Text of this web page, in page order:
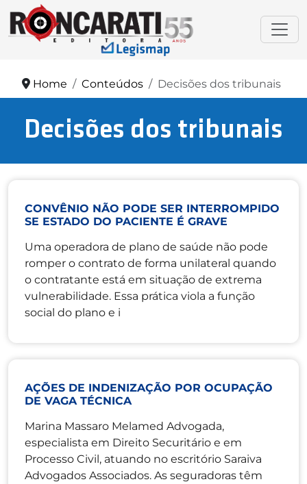
Home Conteúdos Decisões dos tribunais
Decisões dos tribunais
CONVÊNIO NÃO PODE SER INTERROMPIDO
SE ESTADO DO PACIENTE É GRAVE
Uma operadora de plano de saúde não pode
romper o contrato de forma unilateral quando
o contratante está em situação de extrema
vulnerabilidade. Essa prática viola a função
social do plano e i
AÇÕES DE INDENIZAÇÃO POR OCUPAÇÃO
DE VAGA TÉCNICA
Marina Massaro Melamed Advogada,
especialista em Direito Securitário e em
Processo Civil, atuando no escritório Saraiva
Advogados Associados. As seguradoras têm